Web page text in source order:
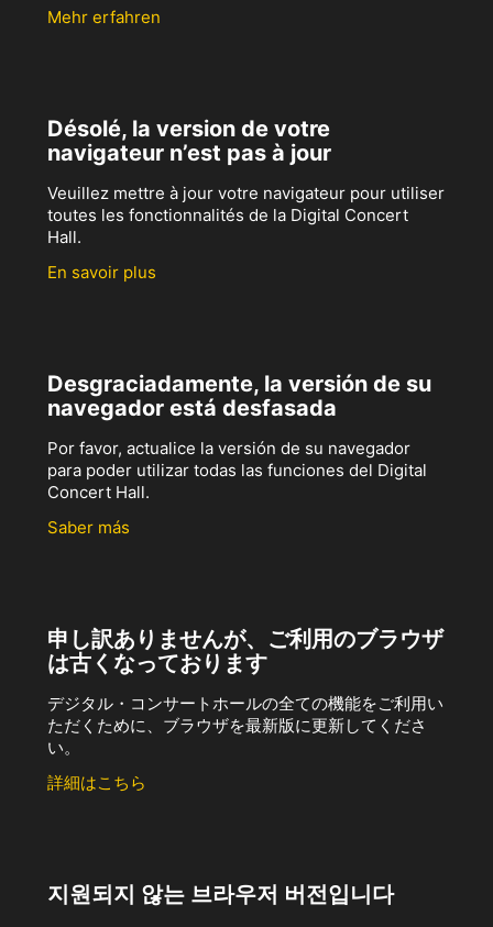
Mehr erfahren
Désolé, la version de votre
navigateur n’est pas à jour
Veuillez mettre à jour votre navigateur pour utiliser
toutes les fonctionnalités de la Digital Concert
Hall.
En savoir plus
Desgraciadamente, la versión de su
navegador está desfasada
Por favor, actualice la versión de su navegador
para poder utilizar todas las funciones del Digital
Concert Hall.
Saber más
申し訳ありませんが、ご利用のブラウザ
は古くなっております
デジタル・コンサートホールの全ての機能をご利用い
ただくために、ブラウザを最新版に更新してくださ
い。
詳細はこちら
지원되지 않는 브라우저 버전입니다